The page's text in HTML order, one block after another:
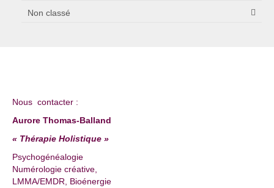
Non classé
Nous contacter :
Aurore Thomas-Balland
« Thérapie Holistique »
Psychogénéalogie
Numérologie créative,
LMMA/EMDR, Bioénergie